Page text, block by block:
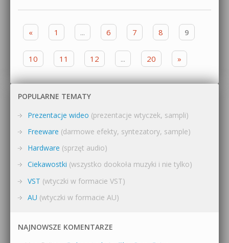
Zobacz wpisy
« 1 ... 6 7 8 9
10 11 12 ... 20 »
POPULARNE TEMATY
Prezentacje wideo (prezentacje wtyczek, sampli)
Freeware (darmowe efekty, syntezatory, sample)
Hardware (sprzęt audio)
Ciekawostki (wszystko dookoła muzyki i nie tylko)
VST (wtyczki w formacie VST)
AU (wtyczki w formacie AU)
NAJNOWSZE KOMENTARZE